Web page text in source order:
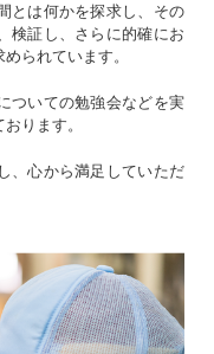
とは何かを探求し、その
検証し、さらに的確にお
られています。
ついての勉強会などを実
ります。
、心から満足していただ